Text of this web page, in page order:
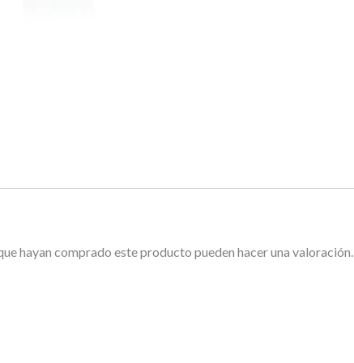
hayan comprado este producto pueden hacer una valoración.